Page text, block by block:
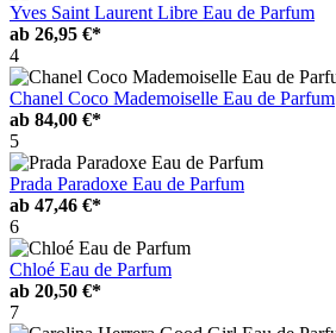
Yves Saint Laurent Libre Eau de Parfum
ab 26,95 €*
4
Chanel Coco Mademoiselle Eau de Parfum
ab 84,00 €*
5
Prada Paradoxe Eau de Parfum
ab 47,46 €*
6
Chloé Eau de Parfum
ab 20,50 €*
7